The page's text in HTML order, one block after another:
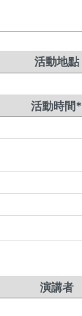
活動地點
活動時間*
演講者